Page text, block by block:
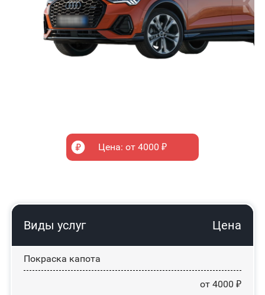
Цена: от 4000 ₽
Виды услуг Цена
Покраска капота
от 4000 ₽